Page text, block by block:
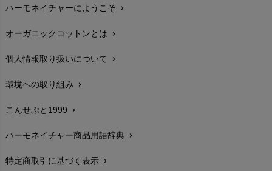
配送と送料chevron_right
在庫状況と発送予定chevron_right
サイズ・寸法chevron_right
生地・素材chevron_right
お手入れについて
レビューを書こうchevron_right
返品交換chevron_right
ハーモネイチャーにようこそ chevron_right
オーガニックコットンとは chevron_right
個人情報取り扱いについて chevron_right
環境への取り組み chevron_right
こんせぷと1999 chevron_right
ハーモネイチャー商品用語辞典 chevron_right
特定商取引に基づく表示 chevron_right